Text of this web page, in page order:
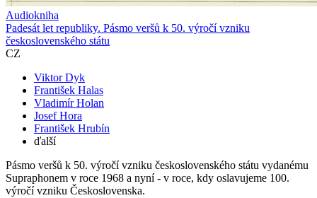
Audiokniha
Padesát let republiky. Pásmo veršů k 50. výročí vzniku
československého státu
CZ
Viktor Dyk
František Halas
Vladimír Holan
Josef Hora
František Hrubín
ďalší
Pásmo veršů k 50. výročí vzniku československého státu vydanému
Supraphonem v roce 1968 a nyní - v roce, kdy oslavujeme 100.
výročí vzniku Československa.